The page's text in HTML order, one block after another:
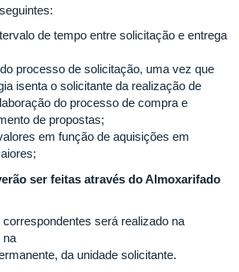
de tempo entre solicitação e entrega
processo de solicitação, uma vez que
isenta o solicitante da realização de
do processo de compra e
de propostas;
em função de aquisições em
ser feitas através do Almoxarifado
será realizado na
na
da unidade solicitante.